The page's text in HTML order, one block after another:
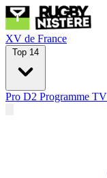
XV de France
Top 14
Pro D2 Programme TV